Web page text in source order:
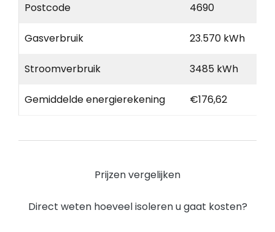
Postcode 4690
Gasverbruik 23.570 kWh
Stroomverbruik 3485 kWh
Gemiddelde energierekening €176,62
Prijzen vergelijken
Direct weten hoeveel isoleren u gaat kosten?